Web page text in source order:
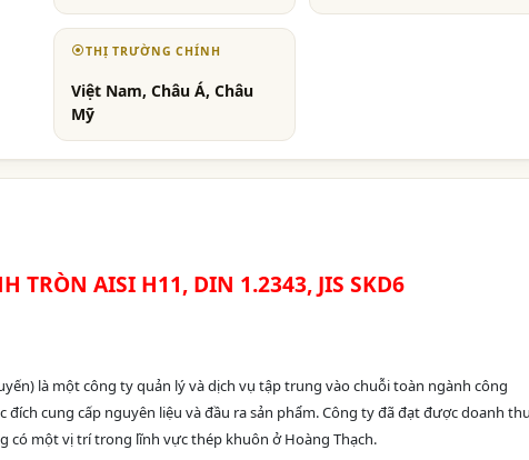
THỊ TRƯỜNG CHÍNH
Việt Nam, Châu Á, Châu
Mỹ
TRÒN AISI H11, DIN 1.2343, JIS SKD6
là một công ty quản lý và dịch vụ tập trung vào chuỗi toàn ngành công
cung cấp nguyên liệu và đầu ra sản phẩm. Công ty đã đạt được doanh
có một vị trí trong lĩnh vực thép khuôn ở Hoàng Thạch.